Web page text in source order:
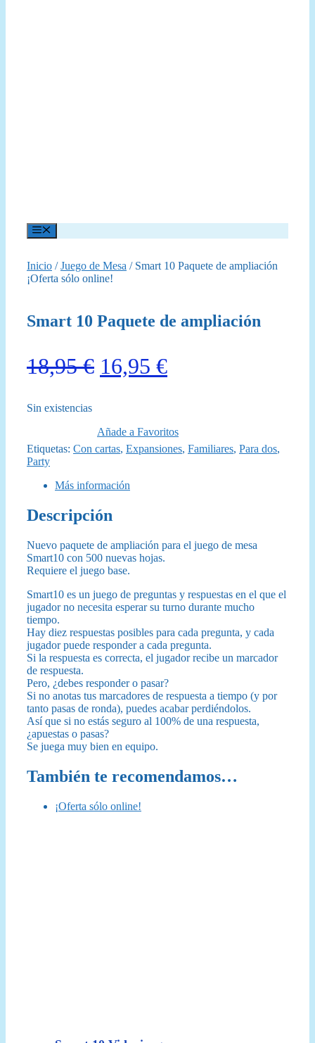
Menú
Inicio /Juego de Mesa / Smart 10 Paquete de ampliación
¡Oferta sólo online!
Smart 10 Paquete de ampliación
18,95€ El
era:
16,95 €El
es:
Sin existencias
Añade a Favoritos
Etiquetas: Con cartas, Expansiones, Familiares, Para dos,
Party
Más información
Descripción
Nuevo paquete de ampliación para el juego de mesa
Smart10 con 500 nuevas hojas.
Requiere el juego base.
Smart10 es un juego de preguntas y respuestas en el que el
jugador no necesita esperar su turno durante mucho
tiempo.
Hay diez respuestas posibles para cada pregunta, y cada
jugador puede responder a cada pregunta.
Si la respuesta es correcta, el jugador recibe un marcador
de respuesta.
Pero, ¿debes responder o pasar?
Si no anotas tus marcadores de respuesta a tiempo (y por
tanto pasas de ronda), puedes acabar perdiéndolos.
Así que si no estás seguro al 100% de una respuesta,
¿apuestas o pasas?
Se juega muy bien en equipo.
También te recomendamos…
¡Oferta sólo online!